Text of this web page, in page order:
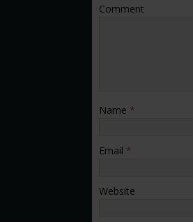
Comment
Name *
Email *
Website